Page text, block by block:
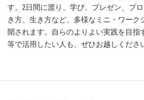
す。2日間に渡り、学び、プレゼン、プ
き方、生き方など、多様なミニ・ワーク
開されます。自らのよりよい実践を目指
等で活用したい人も、ぜひお越しくださ